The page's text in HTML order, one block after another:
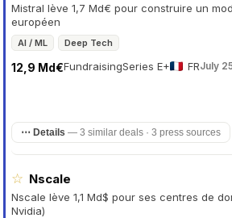
Mistral lève 1,7 Md€ pour construire un
européen
AI / ML Deep Tech
Fundraising
12,9 Md€ Series E+ FRJuly
⋯ Details — 3 similar deals · 3 press sources
☆ Nscale
Nscale lève 1,1 Md$ pour ses centres de
Nvidia)